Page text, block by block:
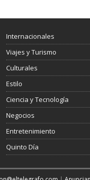
Internacionales
Viajes y Turismo
Culturales
Estilo
Ciencia y Tecnología
Negocios
Entretenimiento
Quinto Día